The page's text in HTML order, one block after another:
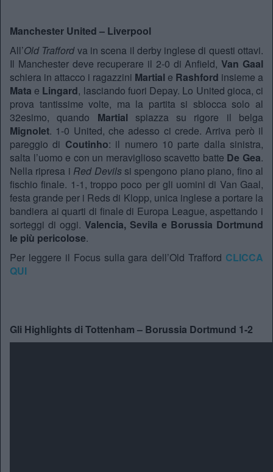
Manchester United – Liverpool
All’Old Traffordva in scena il derby inglese di questi ottavi.
Il Manchester deve recuperare il 2-0 di Anfield,Van Gaal
schiera in attacco i ragazzini Martial e Rashford insieme a
Mata e Lingard, lasciando fuori Depay. Lo United gioca, ci
prova tantissime volte, ma la partita si sblocca solo al
32esimo, quando Martial spiazza su rigore il belga
Mignolet. 1-0 United, che adesso ci crede. Arriva però il
pareggio di Coutinho: il numero 10 parte dalla sinistra,
salta l’uomo e con un meraviglioso scavetto batte De Gea.
Nella ripresa i Red Devilssi spengono piano piano, fino al
fischio finale. 1-1, troppo poco per gli uomini di Van Gaal,
festa grande per i Reds di Klopp, unica inglese a portare la
bandiera ai quarti di finale di Europa League, aspettando i
sorteggi di oggi. Valencia, Sevila e Borussia Dortmund
le più pericolose.
Per leggere il Focus sulla gara dell’Old Trafford CLICCA
QUI
Gli Highlights di Tottenham – Borussia Dortmund 1-2